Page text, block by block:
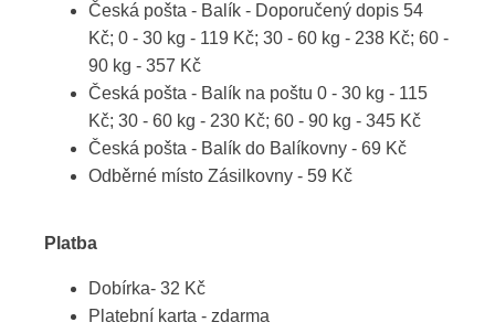
Česká pošta - Balík - Doporučený dopis 54
Kč; 0 - 30 kg - 119 Kč; 30 - 60 kg - 238 Kč; 60 -
90 kg - 357 Kč
Česká pošta - Balík na poštu 0 - 30 kg - 115
Kč; 30 - 60 kg - 230 Kč; 60 - 90 kg - 345 Kč
Česká pošta - Balík do Balíkovny - 69 Kč
Odběrné místo Zásilkovny - 59 Kč
Platba
Dobírka- 32 Kč
Platební karta - zdarma